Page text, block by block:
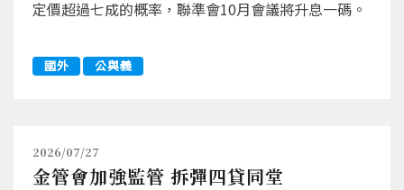
定價超過七成的概率，聯準會10月會議將升息一碼。
國外 公與義
2026/07/27
金管會加強監管 拆彈四貸同堂